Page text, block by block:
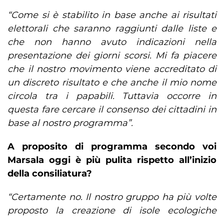
“Come si è stabilito in base anche ai risultati
elettorali che saranno raggiunti dalle liste e
che non hanno avuto indicazioni nella
presentazione dei giorni scorsi. Mi fa piacere
che il nostro movimento viene accreditato di
un discreto risultato e che anche il mio nome
circola tra i papabili. Tuttavia occorre in
questa fare cercare il consenso dei cittadini in
base al nostro programma”.
A proposito di programma secondo voi
Marsala oggi è più pulita rispetto all’inizio
della consiliatura?
“Certamente no. Il nostro gruppo ha più volte
proposto la creazione di isole ecologiche